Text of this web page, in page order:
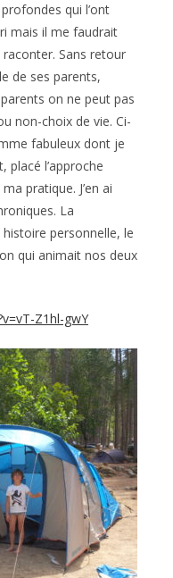
qui l’ont
mais il me faudrait
Sans retour
de ses parents,
on ne peut pas
non-choix de vie. Ci-
fabuleux dont je
placé l’approche
pratique. J’en ai
La
personnelle, le
qui animait nos deux
Z1hl-gwY